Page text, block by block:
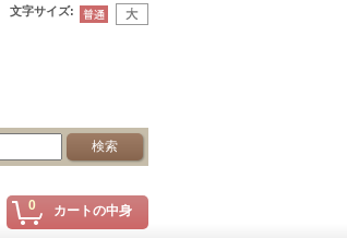
文字サイズ:
0 カートの中身